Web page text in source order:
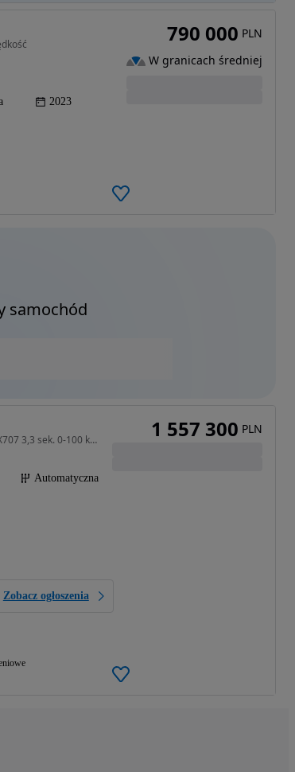
2023
790 000 PLN
W granicach średniej
samochód
3992 cm3 • 707 KM • Aston Martin DBX707 3,3 sek. 0-100 km/h
Automatyczna
Zobacz ogłoszenia
1 557 300 PLN